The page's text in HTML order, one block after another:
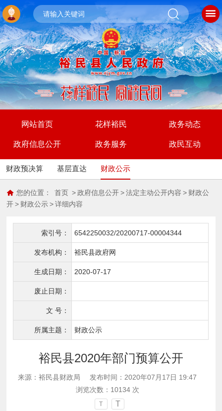
网站首页 花样裕民 政务动态
政府信息公开 政务服务 政民互动
财政预决算 基层直达 财政公示
您的位置： 首页 > 政府信息公开 > 法定主动公开内容 > 财政公
开 > 财政公示 > 详细内容
索引号： 6542250032/20200717-00004344
发布机构： 裕民县政府网
生成日期： 2020-07-17
废止日期：
文 号：
所属主题： 财政公示
裕民县2020年部门预算公开
来源：裕民县财政局
发布时间：2020年07月17日 19:47
浏览次数： 10134次
T
T